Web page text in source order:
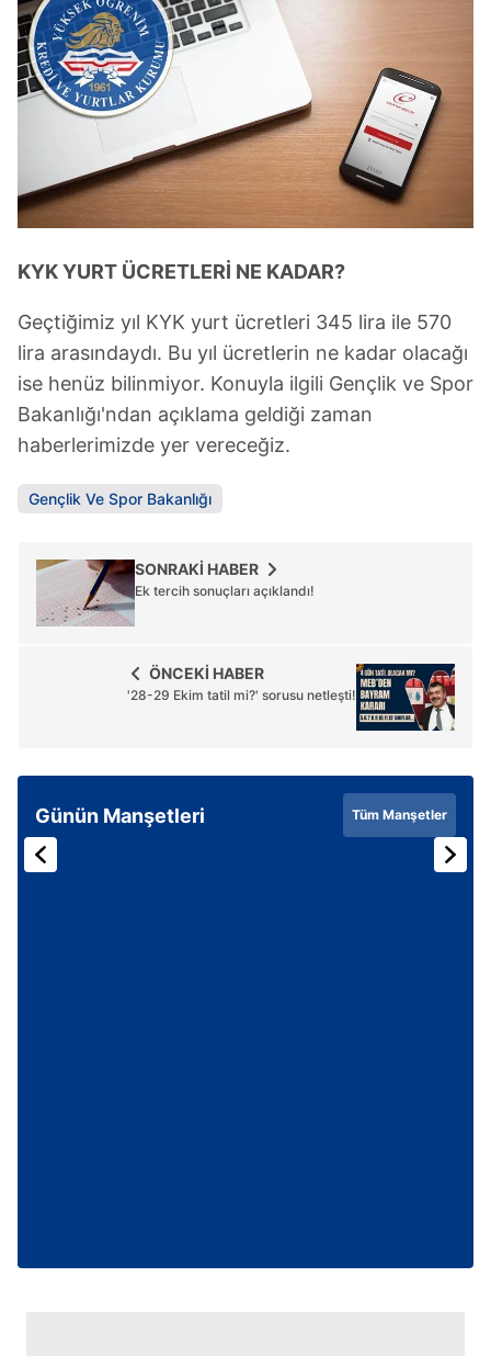
KYK YURT ÜCRETLERİ NE KADAR?
Geçtiğimiz yıl KYK yurt ücretleri 345 lira ile 570
lira arasındaydı. Bu yıl ücretlerin ne kadar olacağı
ise henüz bilinmiyor. Konuyla ilgili Gençlik ve Spor
Bakanlığı'ndan açıklama geldiği zaman
haberlerimizde yer vereceğiz.
Gençlik Ve Spor Bakanlığı
SONRAKİ HABER
Ek tercih sonuçları açıklandı!
ÖNCEKİ HABER
'28-29 Ekim tatil mi?' sorusu netleşti!
Günün Manşetleri Tüm Manşetler